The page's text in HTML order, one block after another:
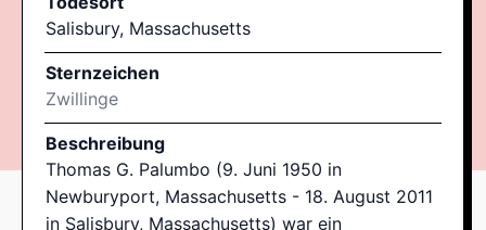
Salisbury, Massachusetts
Sternzeichen
Zwillinge
Beschreibung
Thomas G. Palumbo (9. Juni 1950 in
Newburyport, Massachusetts - 18. August 2011
in Salisbury, Massachusetts) war ein